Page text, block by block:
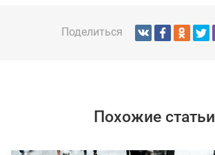
Поделиться
Похожие статьи